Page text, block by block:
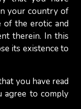
opera senza un
si sono
nel corso degli
molte
che vi aiuti a
your country of
of the erotic and
therein. In this
its existence to
you have read
agree to comply